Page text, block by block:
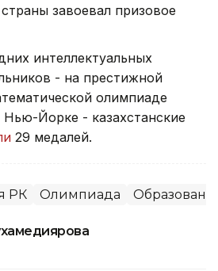
завоевал призовое
интеллектуальных
- на престижной
олимпиаде
Йорке - казахстанские
29 медалей.
РК Олимпиада